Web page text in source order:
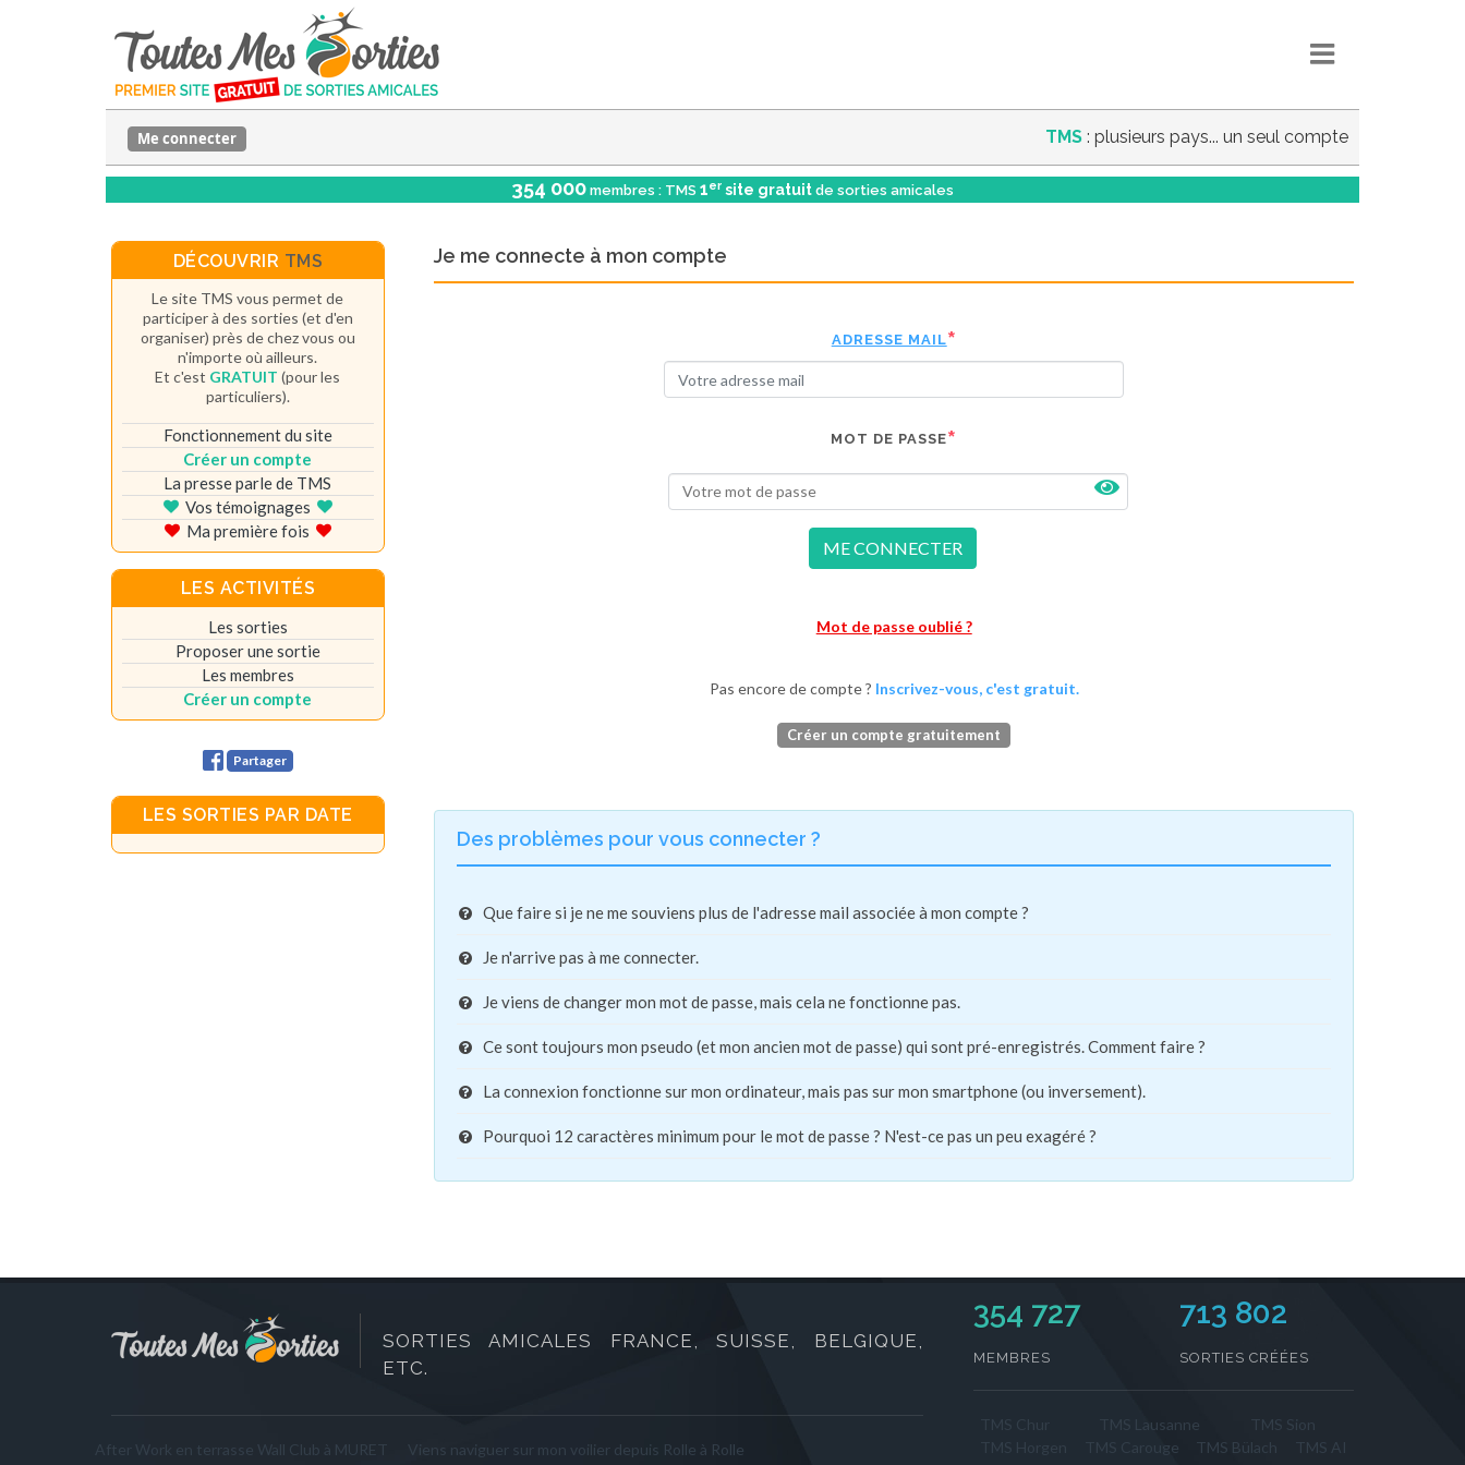
TMS : plusieurs pays... un seul compte
Me connecter
354 000 membres : TMS 1er site gratuit de sorties amicales
Je me connecte à mon compte
ADRESSE MAIL
MOT DE PASSE
ME CONNECTER
Mot de passe oublié ?
Pas encore de compte ? Inscrivez-vous, c'est gratuit.
Créer un compte gratuitement
Des problèmes pour vous connecter ?
Que faire si je ne me souviens plus de l'adresse mail associée à mon compte ?
Je n'arrive pas à me connecter.
Je viens de changer mon mot de passe, mais cela ne fonctionne pas.
Ce sont toujours mon pseudo (et mon ancien mot de passe) qui sont pré-enregistrés. Comment faire ?
La connexion fonctionne sur mon ordinateur, mais pas sur mon smartphone (ou inversement).
Pourquoi 12 caractères minimum pour le mot de passe ? N'est-ce pas un peu exagéré ?
DÉCOUVRIR TMS
Le site TMS vous permet de
participer à des sorties (et d'en
organiser) près de chez vous ou
n'importe où ailleurs.
Et c'est GRATUIT (pour les
particuliers).
Fonctionnement du site
Créer un compte
La presse parle de TMS
Vos témoignages
Ma première fois
LES ACTIVITÉS
Les sorties
Proposer une sortie
Les membres
Créer un compte
Partager
LES SORTIES PAR DATE
SORTIES AMICALES FRANCE, SUISSE, BELGIQUE,
ETC.
After Work en terrasse Wall Club à MURET
Viens naviguer sur mon voilier depuis Rolle à Rolle
354 727
MEMBRES
713 802
SORTIES CRÉÉES
TMS Lausanne
TMS Sion
TMS Carouge TMS Bülach
TMS AI